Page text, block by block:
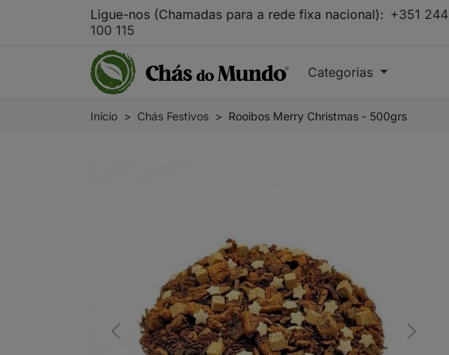
Ligue-nos (Chamadas para a rede fixa nacional): +351 244
100 115
Categorias
Início Chás Festivos Rooibos Merry Christmas - 500grs
Previous Next